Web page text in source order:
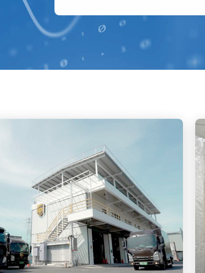
z drugiego
kwartału
2026 roku